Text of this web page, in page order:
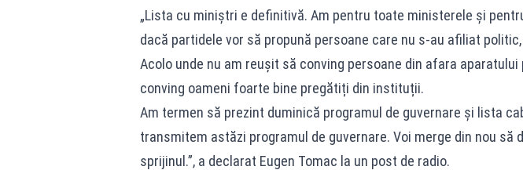
„Lista cu miniștri e definitivă. Am pentru toate ministerele și
dacă partidele vor să propună persoane care nu s-au afiliat
Acolo unde nu am reușit să conving persoane din afara
conving oameni foarte bine pregătiți din instituții.
Am termen să prezint duminică programul de guvernare și lista
transmitem astăzi programul de guvernare. Voi merge din nou să
sprijinul.”, a declarat Eugen Tomac la un post de radio.